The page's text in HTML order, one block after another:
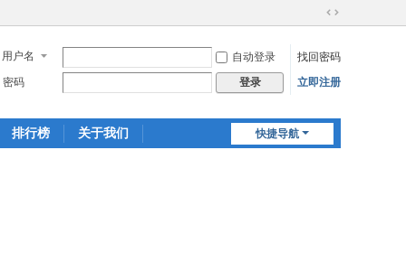
切
到
宽
用户名 自动登录
找回密码
密码
登录 立即注册
快捷导航
排行榜 关于我们